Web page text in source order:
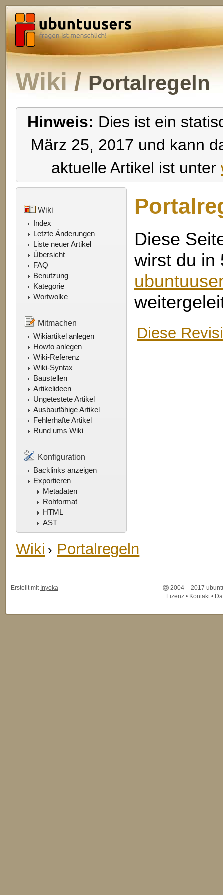
Wiki Portalregeln
Hinweis: Dies ist ein
März 25, 2017 und kann
aktuelle Artikel ist unter
Wiki
Index
Letzte Änderungen
Liste neuer Artikel
Übersicht
FAQ
Benutzung
Kategorie
Wortwolke
Mitmachen
Wikiartikel anlegen
Howto anlegen
Wiki-Referenz
Wiki-Syntax
Baustellen
Artikelideen
Ungetestete Artikel
Ausbaufähige Artikel
Fehlerhafte Artikel
Rund ums Wiki
Konfiguration
Backlinks anzeigen
Exportieren
Metadaten
Rohformat
HTML
AST
Diese
wirst du in
Diese
Wiki Portalregeln
Erstellt mit Inyoka
2004 – 2017
Lizenz• Kontakt•